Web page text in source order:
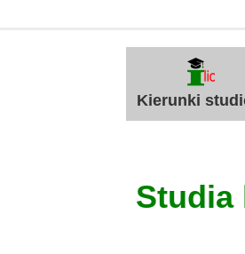
Kierunki
Studia